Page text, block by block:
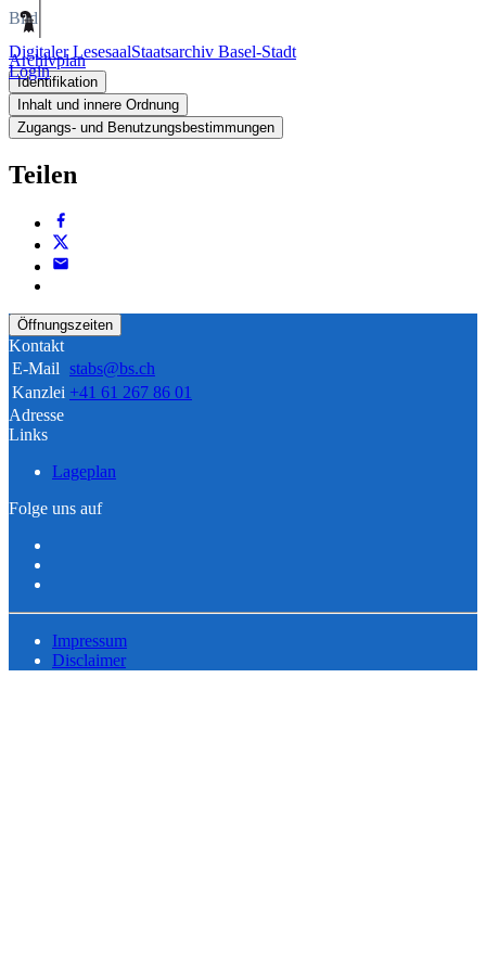
Digitaler LesesaalStaatsarchiv Basel-Stadt
Login
Bild
Archivplan
Identifikation
Inhalt und innere Ordnung
Zugangs- und Benutzungsbestimmungen
Teilen
Öffnungszeiten
Kontakt
E-Mail stabs@bs.ch
Kanzlei +41 61 267 86 01
Adresse
Links
Lageplan
Folge uns auf
Impressum
Disclaimer